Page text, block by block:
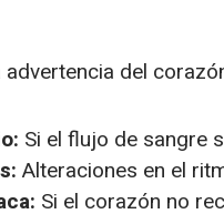
del
Si el flujo de sangre
Alteraciones en el
Si el corazón no